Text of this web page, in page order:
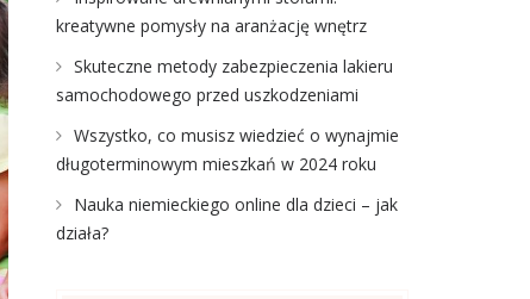
kreatywne pomysły na aranżację wnętrz
Skuteczne metody zabezpieczenia lakieru
samochodowego przed uszkodzeniami
Wszystko, co musisz wiedzieć o wynajmie
długoterminowym mieszkań w 2024 roku
Nauka niemieckiego online dla dzieci – jak
działa?